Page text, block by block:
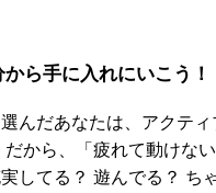
ら手に入れにいこう！
んだあなたは、アクテ
から、「疲れて動けな
してる？ 遊んでる？ ち